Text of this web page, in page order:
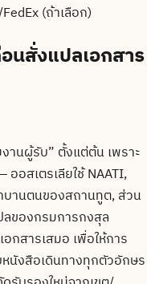
(ถ้าเลือก)
นสั่งแปลเอกสาร
านผู้รับ” ตั้งแต่ต้น เพราะ
อสเตรเลียใช้ NAATI,
านตนของสถานทูต, ส่วน
ลของกรมการกงสุล
กสารเสมอ เพื่อให้การ
นังสือเดินทางทุกตัวอักษร